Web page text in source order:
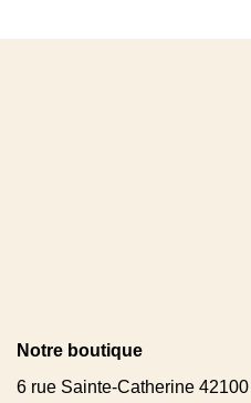
Notre boutique
6 rue Sainte-Catherine